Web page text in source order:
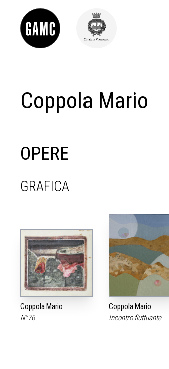
INFO
CONTATTI
Coppola Mario
OPERE
GRAFICA
Coppola Mario
N°76
Coppola Mario
Incontro fluttuante